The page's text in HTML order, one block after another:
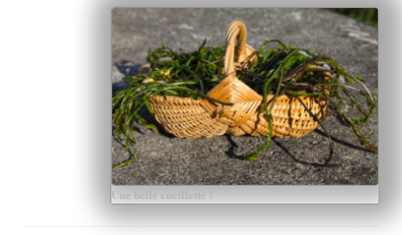
Une belle cueillette !